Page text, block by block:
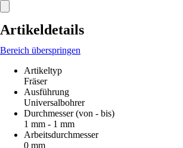
Artikeldetails
Bereich überspringen
Artikeltyp
Fräser
Ausführung
Universalbohrer
Durchmesser (von - bis)
1 mm - 1 mm
Arbeitsdurchmesser
0 mm